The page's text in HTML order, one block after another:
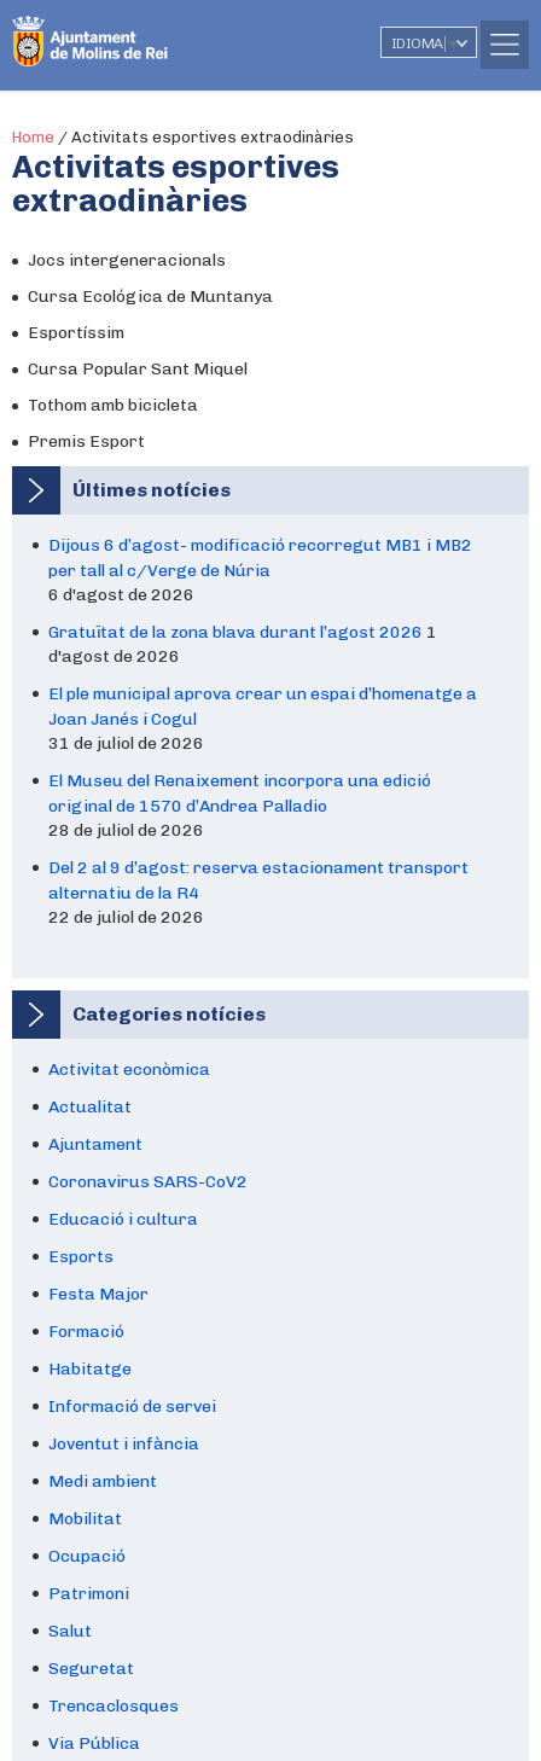
IDIOMA ▼
Home / Activitats esportives extraodinàries
Activitats esportives
extraodinàries
Jocs intergeneracionals
Cursa Ecológica de Muntanya
Esportíssim
Cursa Popular Sant Miquel
Tothom amb bicicleta
Premis Esport
Últimes notícies
Dijous 6 d’agost- modificació recorregut MB1 i MB2
per tall al c/Verge de Núria
6 d'agost de 2026
Gratuïtat de la zona blava durant l’agost 2026 1
d'agost de 2026
El ple municipal aprova crear un espai d’homenatge a
Joan Janés i Cogul
31 de juliol de 2026
El Museu del Renaixement incorpora una edició
original de 1570 d’Andrea Palladio
28 de juliol de 2026
Del 2 al 9 d’agost: reserva estacionament transport
alternatiu de la R4
22 de juliol de 2026
Categories notícies
Activitat econòmica
Actualitat
Ajuntament
Coronavirus SARS-CoV2
Educació i cultura
Esports
Festa Major
Formació
Habitatge
Informació de servei
Joventut i infància
Medi ambient
Mobilitat
Ocupació
Patrimoni
Salut
Seguretat
Trencaclosques
Via Pública